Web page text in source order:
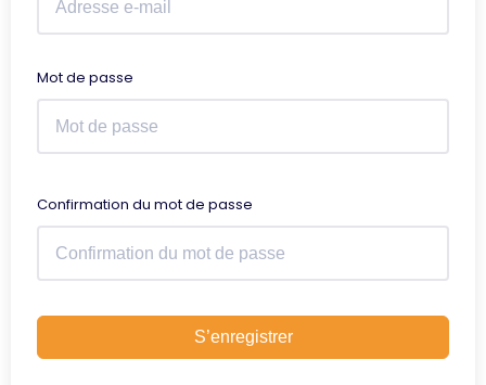
Mot de passe
Confirmation du mot de passe
S’enregistrer